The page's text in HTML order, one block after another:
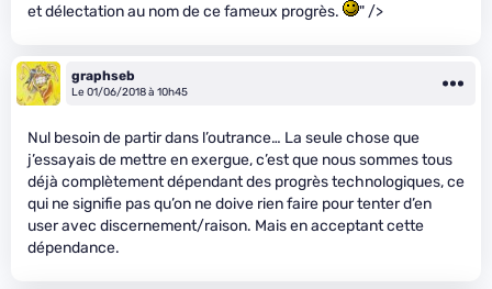
et délectation au nom de ce fameux progrès.
" />
graphseb
Le 01/06/2018 à 10h45
Nul besoin de partir dans l’outrance… La seule chose que
j’essayais de mettre en exergue, c’est que nous sommes tous
déjà complètement dépendant des progrès technologiques, ce
qui ne signifie pas qu’on ne doive rien faire pour tenter d’en
user avec discernement/raison. Mais en acceptant cette
dépendance.